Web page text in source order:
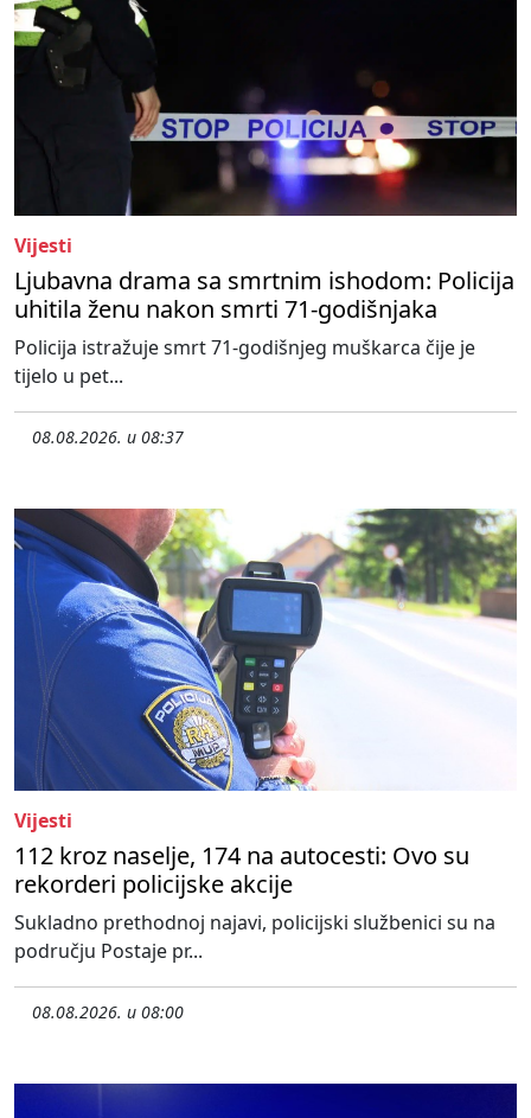
Vijesti
Ljubavna drama sa smrtnim ishodom: Policija
uhitila ženu nakon smrti 71-godišnjaka
Policija istražuje smrt 71-godišnjeg muškarca čije je
tijelo u pet...
08.08.2026. u 08:37
Vijesti
112 kroz naselje, 174 na autocesti: Ovo su
rekorderi policijske akcije
Sukladno prethodnoj najavi, policijski službenici su na
području Postaje pr...
08.08.2026. u 08:00